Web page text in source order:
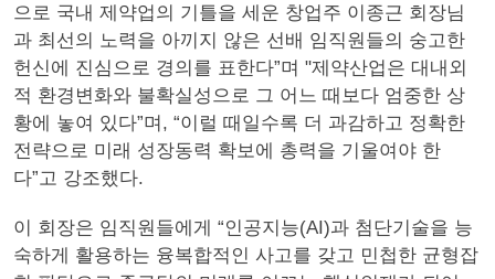
으로 국내 제약업의 기틀을 세운 창업주 이종근 회장님
과 최선의 노력을 아끼지 않은 선배 임직원들의 숭고한
헌신에 진심으로 경의를 표한다”며 "제약산업은 대내외
적 환경변화와 불확실성으로 그 어느 때보다 엄중한 상
황에 놓여 있다”며, “이럴 때일수록 더 과감하고 정확한
전략으로 미래 성장동력 확보에 총력을 기울여야 한
다”고 강조했다.
이 회장은 임직원들에게 “인공지능(AI)과 첨단기술을 능
숙하게 활용하는 융복합적인 사고를 갖고 민첩한 균형잡